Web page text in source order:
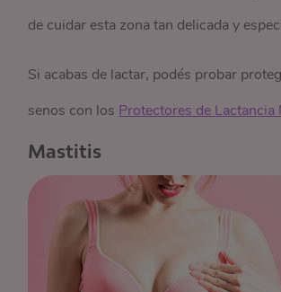
de cuidar esta zona tan delicada y
Si acabas de lactar, podés probar
senos con los Protectores de Lactancia
Mastitis